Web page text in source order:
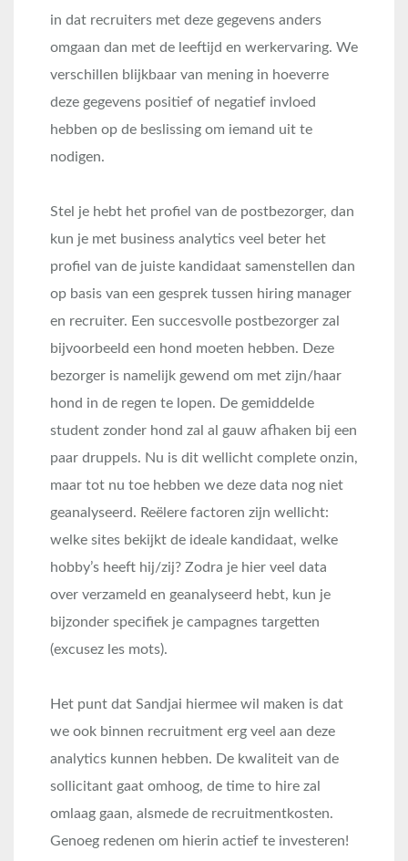
in dat recruiters met deze gegevens anders
omgaan dan met de leeftijd en werkervaring. We
verschillen blijkbaar van mening in hoeverre
deze gegevens positief of negatief invloed
hebben op de beslissing om iemand uit te
nodigen.
Stel je hebt het profiel van de postbezorger, dan
kun je met business analytics veel beter het
profiel van de juiste kandidaat samenstellen dan
op basis van een gesprek tussen hiring manager
en recruiter. Een succesvolle postbezorger zal
bijvoorbeeld een hond moeten hebben. Deze
bezorger is namelijk gewend om met zijn/haar
hond in de regen te lopen. De gemiddelde
student zonder hond zal al gauw afhaken bij een
paar druppels. Nu is dit wellicht complete onzin,
maar tot nu toe hebben we deze data nog niet
geanalyseerd. Reëlere factoren zijn wellicht:
welke sites bekijkt de ideale kandidaat, welke
hobby’s heeft hij/zij? Zodra je hier veel data
over verzameld en geanalyseerd hebt, kun je
bijzonder specifiek je campagnes targetten
(excusez les mots).
Het punt dat Sandjai hiermee wil maken is dat
we ook binnen recruitment erg veel aan deze
analytics kunnen hebben. De kwaliteit van de
sollicitant gaat omhoog, de time to hire zal
omlaag gaan, alsmede de recruitmentkosten.
Genoeg redenen om hierin actief te investeren!